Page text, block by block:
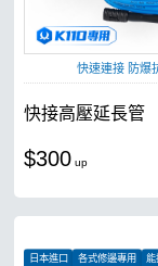
快速連接 防爆
快接高壓延長管
$300
日本進口 各式修邊專用 能